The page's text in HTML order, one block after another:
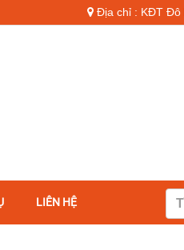
Địa chỉ : KĐT Đô
LIÊN HỆ